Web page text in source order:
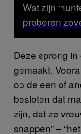
Wat zijn
proberen
Deze sprong
gemaakt.
op de een of
besloten dat
zijn, dat ze
snappen” –